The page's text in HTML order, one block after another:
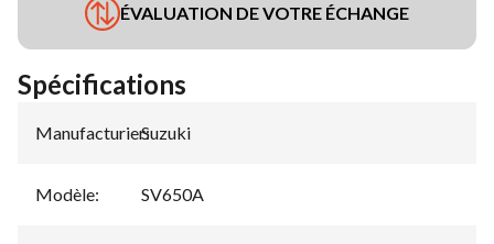
ÉVALUATION DE VOTRE ÉCHANGE
Spécifications
Manufacturier:
Suzuki
Modèle: SV650A